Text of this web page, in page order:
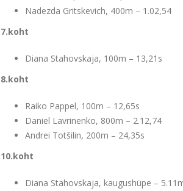
Nadezda Gritskevich, 400m – 1.02,54
7.koht
Diana Stahovskaja, 100m – 13,21s
8.koht
Raiko Pappel, 100m – 12,65s
Daniel Lavrinenko, 800m – 2.12,74
Andrei Totšilin, 200m – 24,35s
10.koht
Diana Stahovskaja, kaugushüpe –